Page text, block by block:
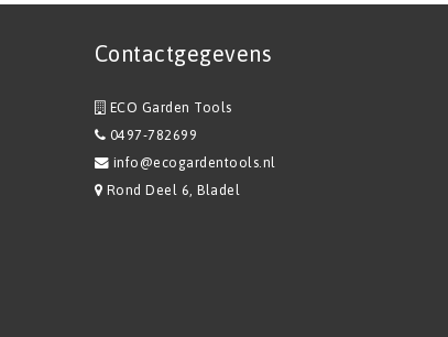
Contactgegevens
ECO Garden Tools
0497-782699
info@ecogardentools.nl
Rond Deel 6, Bladel